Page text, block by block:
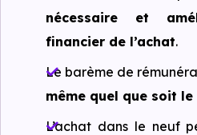
nécessaire et
financier de l’achat.
Le barème de
même quel que soit
L’achat dans le neuf